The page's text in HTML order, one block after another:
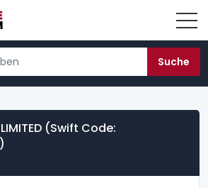
LIMITED (Swift Code: